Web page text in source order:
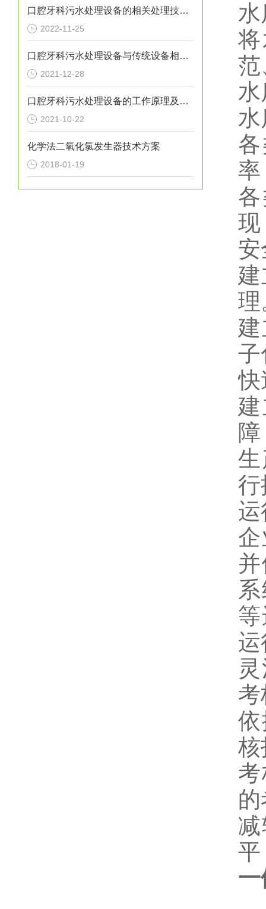
口腔牙科污水处理设备的相关处理技术介绍
2022-11-25
口腔牙科污水处理设备与传统设备相比的优势介绍
2021-12-28
口腔牙科污水处理设备的工作原理及出故障时需采取的措施介绍
2021-10-22
化学法二氧化氯发生器技术方案
2018-01-19
范
率
现
理
子
快
行
核
平